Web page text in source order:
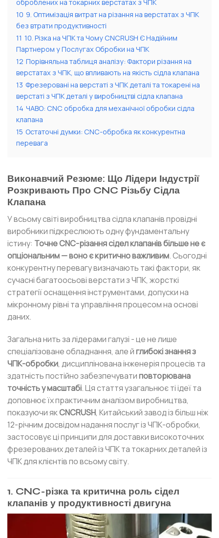
оброблених на токарних верстатах з ЧПК
10 9. Оптимізація витрат на різання на верстатах з ЧПК
без втрати продуктивності
11 10. Різка на ЧПК та Чому CNCRUSH Є Надійним
Партнером у Послугах Обробки на ЧПК
12 Порівняльна таблиця аналізу: Фактори різання на
верстатах з ЧПК, що впливають на якість сідла клапана
13 Фрезеровані на верстаті з ЧПК деталі та токарені на
верстаті з ЧПК деталі у виробництві сідла клапана
14 ЧАВО: CNC обробка для механічної обробки сідла
клапана
15 Остаточні думки: CNC-обробка як конкурентна
перевага
Виконавчий Резюме: Що Лідери Індустрії
Розкривають Про CNC Різьбу Сідла
Клапана
У всьому світі виробництва сідла клапанів провідні
виробники підкреслюють одну фундаментальну
істину: Точне CNC-різання сідел клапанів більше не є
опціональним — воно є критично важливим. Сьогодні
конкурентну перевагу визначають такі фактори, як
сучасні багатоосьові верстати з ЧПК, жорсткі
стратегії оснащення інструментами, допуски на
мікронному рівні та управління процесом на основі
даних.
Загальна нить за лідерами галузі - це не лише
спеціалізоване обладнання, але йглибокі знання з
ЧПК-обробки, дисциплінована інженерія процесів та
здатність постійно забезпечуватиповторювана
точність у масштабі. Ця стаття узагальнює ті ідеї та
доповнює їх практичним аналізом виробництва,
показуючи якCNCRUSH, Китайський завод із більш ніж
12-річним досвідом надання послуг із ЧПК-обробки,
застосовує ці принципи для доставки високоточних
фрезерованих деталей із ЧПК та токарних деталей із
ЧПК для клієнтів по всьому світу.
1. CNC-різка та критична роль сідел
клапанів у продуктивності двигуна